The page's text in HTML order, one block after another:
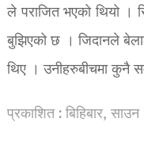
ले पराजित भएको थियो ।
बुझिएको छ । जिदानले
थिए । उनीहरुबीचमा कुनै
प्रकाशित : बिहिबार,